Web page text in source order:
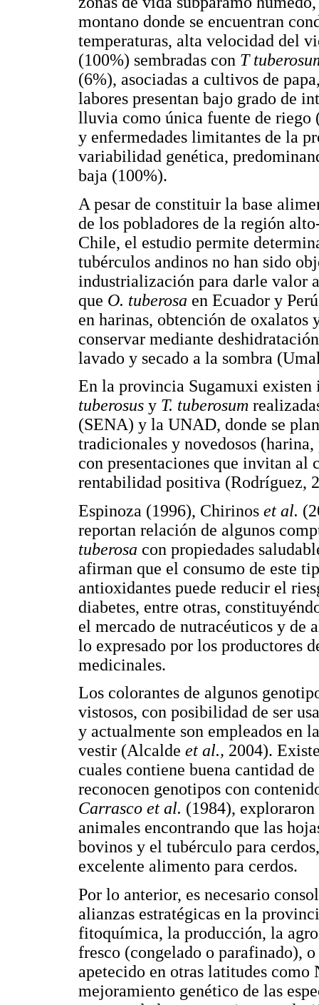
montano donde se encuentran
temperaturas, alta velocidad del
(100%) sembradas con T
(6%), asociadas a cultivos de
labores presentan bajo grado de
lluvia como única fuente de riego
y enfermedades limitantes de la
variabilidad genética,
baja (100%).
A pesar de constituir la base
de los pobladores de la región
Chile, el estudio permite
tubérculos andinos no han sido
industrialización para darle valor
que O. tuberosa en Ecuador y
en harinas, obtención de oxalatos
conservar mediante
lavado y secado a la sombra
En la provincia Sugamuxi existen
tuberosus y T. tuberosum
(SENA) y la UNAD, donde se
tradicionales y novedosos (harina,
con presentaciones que invitan al
rentabilidad positiva (Rodríguez,
Espinoza (1996), Chirinos et al.
reportan relación de algunos
tuberosa con propiedades
afirman que el consumo de este
antioxidantes puede reducir el
diabetes, entre otras,
el mercado de nutracéuticos y de
lo expresado por los productores
medicinales.
Los colorantes de algunos
vistosos, con posibilidad de ser
y actualmente son empleados en
vestir (Alcalde et al., 2004).
cuales contiene buena cantidad
reconocen genotipos con
Carrasco et al. (1984), exploraron
animales encontrando que las
bovinos y el tubérculo para
excelente alimento para cerdos.
Por lo anterior, es necesario
alianzas estratégicas en la
fitoquímica, la producción, la
fresco (congelado o parafinado),
apetecido en otras latitudes como
mejoramiento genético de las